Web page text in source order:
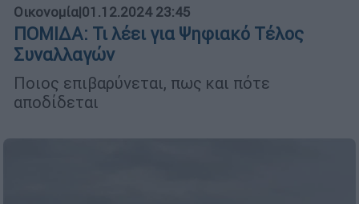
Οικονομία|01.12.2024 23:45
ΠΟΜΙΔΑ: Τι λέει για Ψηφιακό Τέλος
Συναλλαγών
Ποιος επιβαρύνεται, πως και πότε
αποδίδεται